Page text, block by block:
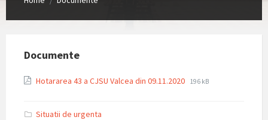
Documente
Hotararea 43 a CJSU Valcea din 09.11.2020 File
File
196 kB
Situatii de urgenta